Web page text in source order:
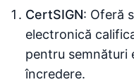
CertSIGN: Oferă
electronică
pentru semnături
încredere.